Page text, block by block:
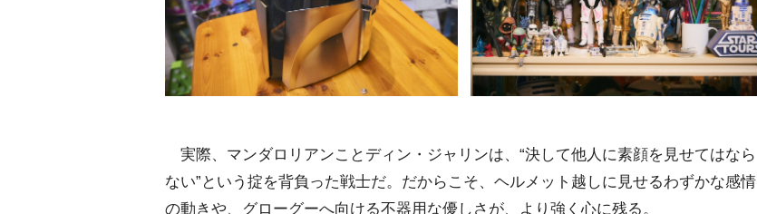
実際、マンダロリアンことディン・ジャリンは、“決して他人に素顔を見せてはなら
ない”という掟を背負った戦士だ。だからこそ、ヘルメット越しに見せるわずかな感情
の動きや、グローグーへ向ける不器用な優しさが、より強く心に残る。